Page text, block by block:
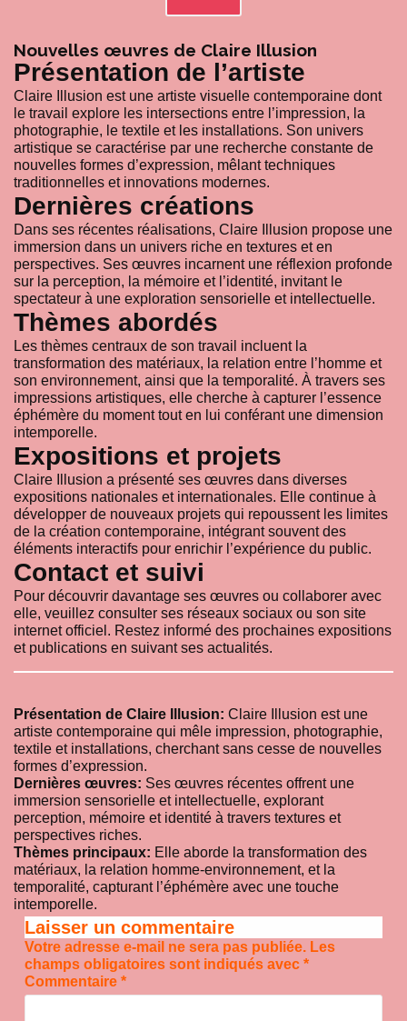
Nouvelles œuvres de Claire Illusion
Présentation de l’artiste
Claire Illusion est une artiste visuelle contemporaine dont
le travail explore les intersections entre l’impression, la
photographie, le textile et les installations. Son univers
artistique se caractérise par une recherche constante de
nouvelles formes d’expression, mêlant techniques
traditionnelles et innovations modernes.
Dernières créations
Dans ses récentes réalisations, Claire Illusion propose une
immersion dans un univers riche en textures et en
perspectives. Ses œuvres incarnent une réflexion profonde
sur la perception, la mémoire et l’identité, invitant le
spectateur à une exploration sensorielle et intellectuelle.
Thèmes abordés
Les thèmes centraux de son travail incluent la
transformation des matériaux, la relation entre l’homme et
son environnement, ainsi que la temporalité. À travers ses
impressions artistiques, elle cherche à capturer l’essence
éphémère du moment tout en lui conférant une dimension
intemporelle.
Expositions et projets
Claire Illusion a présenté ses œuvres dans diverses
expositions nationales et internationales. Elle continue à
développer de nouveaux projets qui repoussent les limites
de la création contemporaine, intégrant souvent des
éléments interactifs pour enrichir l’expérience du public.
Contact et suivi
Pour découvrir davantage ses œuvres ou collaborer avec
elle, veuillez consulter ses réseaux sociaux ou son site
internet officiel. Restez informé des prochaines expositions
et publications en suivant ses actualités.
Présentation de Claire Illusion: Claire Illusion est une
artiste contemporaine qui mêle impression, photographie,
textile et installations, cherchant sans cesse de nouvelles
formes d’expression.
Dernières œuvres: Ses œuvres récentes offrent une
immersion sensorielle et intellectuelle, explorant
perception, mémoire et identité à travers textures et
perspectives riches.
Thèmes principaux: Elle aborde la transformation des
matériaux, la relation homme-environnement, et la
temporalité, capturant l’éphémère avec une touche
intemporelle.
Laisser un commentaire
Votre adresse e-mail ne sera pas publiée. Les
champs obligatoires sont indiqués avec *
Commentaire *